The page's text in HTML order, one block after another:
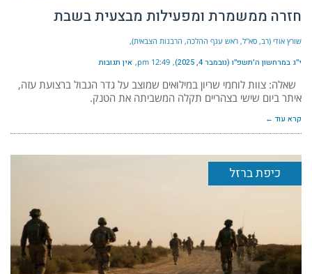
חזרה ממשמרת ומפעילות מבצעית בשבת
שורץ אודי (רב, סא"ל, ראש ענף ההלכה, הרבנות הצבאית)
י״ג במרחשון ה׳תשפ״ו (נובמבר 4, 2025) 12:49 pm אין תגובות
שאלה: צוות לוחמי שריון במילואים שמוצב על גדר הגבול ברצועת עזה,
איתר ביום שישי בצהריים תקלה המשביתה את הטנק.
קרא עוד ←
כיפת ברזל